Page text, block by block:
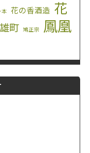
本 花の香酒造 花
雄町 鳩正宗
鳳凰